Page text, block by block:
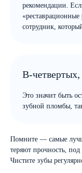
рекомендации.
«реставрационные
сотрудник,
В-четвертых,
Это значит быть
зубной пломбы,
Помните — самые
теряют прочность,
Чистите зубы